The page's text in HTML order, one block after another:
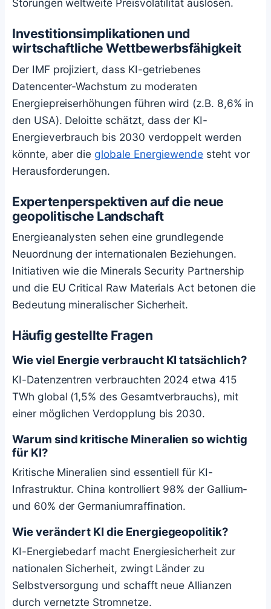
Störungen weltweite Preisvolatilität auslösen.
Investitionsimplikationen und
wirtschaftliche Wettbewerbsfähigkeit
Der IMF projiziert, dass KI-getriebenes
Datencenter-Wachstum zu moderaten
Energiepreiserhöhungen führen wird (z.B. 8,6% in
den USA). Deloitte schätzt, dass der KI-
Energieverbrauch bis 2030 verdoppelt werden
könnte, aber die globale Energiewende steht vor
Herausforderungen.
Expertenperspektiven auf die neue
geopolitische Landschaft
Energieanalysten sehen eine grundlegende
Neuordnung der internationalen Beziehungen.
Initiativen wie die Minerals Security Partnership
und die EU Critical Raw Materials Act betonen die
Bedeutung mineralischer Sicherheit.
Häufig gestellte Fragen
Wie viel Energie verbraucht KI tatsächlich?
KI-Datenzentren verbrauchten 2024 etwa 415
TWh global (1,5% des Gesamtverbrauchs), mit
einer möglichen Verdopplung bis 2030.
Warum sind kritische Mineralien so wichtig
für KI?
Kritische Mineralien sind essentiell für KI-
Infrastruktur. China kontrolliert 98% der Gallium-
und 60% der Germaniumraffination.
Wie verändert KI die Energiegeopolitik?
KI-Energiebedarf macht Energiesicherheit zur
nationalen Sicherheit, zwingt Länder zu
Selbstversorgung und schafft neue Allianzen
durch vernetzte Stromnetze.